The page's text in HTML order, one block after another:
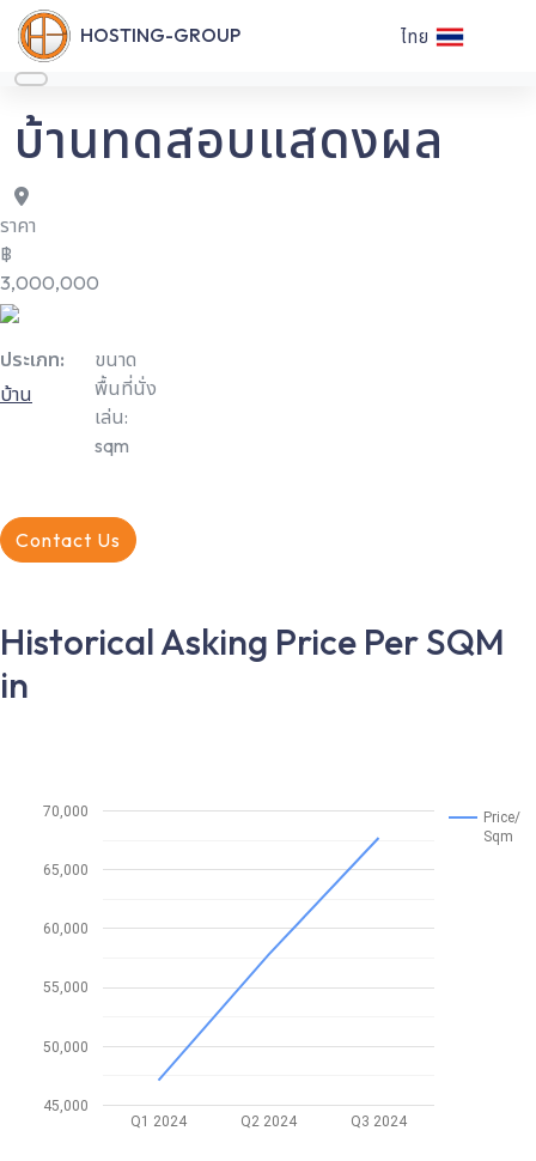
HOSTING-GROUP ไทย
บ้านทดสอบแสดงผล
ราคา
฿
3,000,000
ประเภท:
บ้าน
ขนาด
พื้นที่นั่ง
เล่น:
sqm
Contact Us
Historical Asking Price Per SQM
in
Price/
Sqm
Q1 2024 Q2 2024 Q3 2024
45,000
50,000
55,000
60,000
65,000
70,000